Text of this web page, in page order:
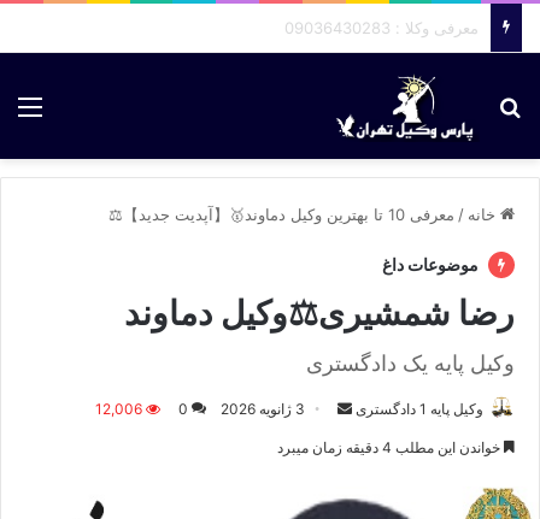
معرفی وکلا : 09036430283
جستجو برای
خانه / معرفی 10 تا بهترین وکیل دماوند🥇【آپدیت جدید】⚖️
موضوعات داغ
رضا شمشیری⚖️وکیل دماوند
وکیل پایه یک دادگستری
وکیل پایه 1 دادگستری
ا
3 ژانویه 2026 0
12,006
خواندن این مطلب 4 دقیقه زمان میبرد